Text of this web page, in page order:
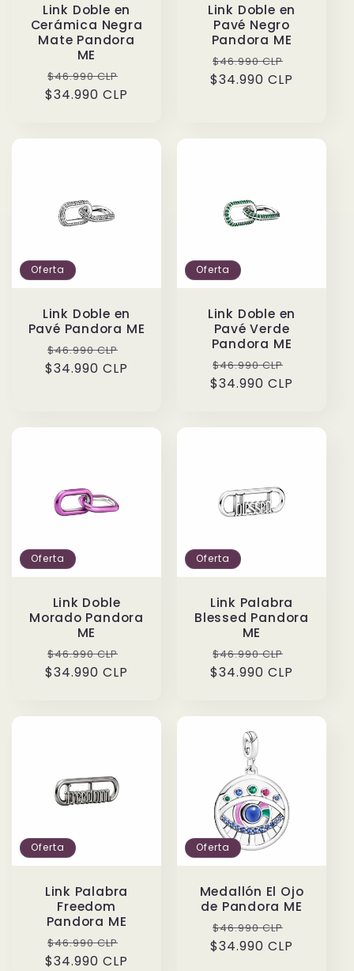
Link Doble en
Cerámica Negra
Mate Pandora
ME
Precio
habitual
$46.990 CLP
de
$34.990 CLP
Link Doble en
Pavé Negro
Pandora ME
Precio
habitual
$46.990 CLP
de
$34.990 CLP
Oferta
Link Doble en
Pavé Pandora ME
Precio
habitual
$46.990 CLP
de
$34.990 CLP
Oferta
Link Doble en
Pavé Verde
Pandora ME
Precio
habitual
$46.990 CLP
de
$34.990 CLP
Oferta
Link Doble
Morado Pandora
ME
Precio
habitual
$46.990 CLP
de
$34.990 CLP
Oferta
Link Palabra
Blessed Pandora
ME
Precio
habitual
$46.990 CLP
de
$34.990 CLP
Oferta
Link Palabra
Freedom
Pandora ME
Precio
habitual
$46.990 CLP
de
$34.990 CLP
Oferta
Medallón El Ojo
de Pandora ME
Precio
habitual
$46.990 CLP
de
$34.990 CLP